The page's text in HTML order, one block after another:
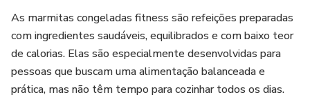
As marmitas congeladas fitness são refeições preparadas
com ingredientes saudáveis, equilibrados e com baixo teor
de calorias. Elas são especialmente desenvolvidas para
pessoas que buscam uma alimentação balanceada e
prática, mas não têm tempo para cozinhar todos os dias.